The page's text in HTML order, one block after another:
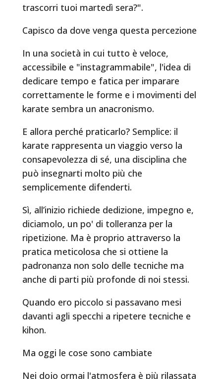
trascorri tuoi martedì sera?".
Capisco da dove venga questa percezione
In una società in cui tutto è veloce,
accessibile e "instagrammabile", l'idea di
dedicare tempo e fatica per imparare
correttamente le forme e i movimenti del
karate sembra un anacronismo.
E allora perché praticarlo? Semplice: il
karate rappresenta un viaggio verso la
consapevolezza di sé, una disciplina che
può insegnarti molto più che
semplicemente difenderti.
Sì, all’inizio richiede dedizione, impegno e,
diciamolo, un po' di tolleranza per la
ripetizione. Ma è proprio attraverso la
pratica meticolosa che si ottiene la
padronanza non solo delle tecniche ma
anche di parti più profonde di noi stessi.
Quando ero piccolo si passavano mesi
davanti agli specchi a ripetere tecniche e
kihon.
Ma oggi le cose sono cambiate
Nei dojo ormai l'atmosfera è più rilassata